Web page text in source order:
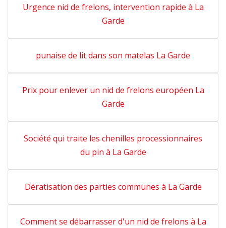
Urgence nid de frelons, intervention rapide à La
Garde
punaise de lit dans son matelas La Garde
Prix pour enlever un nid de frelons européen La
Garde
Société qui traite les chenilles processionnaires
du pin à La Garde
Dératisation des parties communes à La Garde
Comment se débarrasser d'un nid de frelons à La